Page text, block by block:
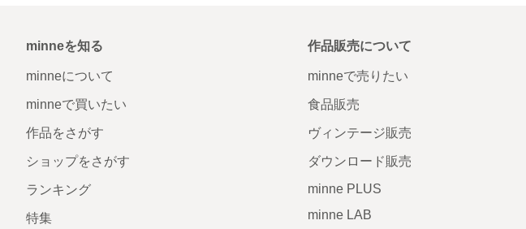
minneを知る
minneについて
minneで買いたい
作品をさがす
ショップをさがす
ランキング
特集
作品販売について
minneで売りたい
食品販売
ヴィンテージ販売
ダウンロード販売
minne PLUS
minne LAB